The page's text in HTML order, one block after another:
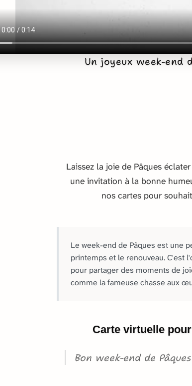
Un joyeux week-end
Laissez la joie de Pâques
une invitation à la bonne
nos cartes pour
Le week-end de Pâques est une
printemps et le renouveau. C'est
pour partager des moments de
comme la fameuse chasse aux
Carte virtuelle
Bon week-end de